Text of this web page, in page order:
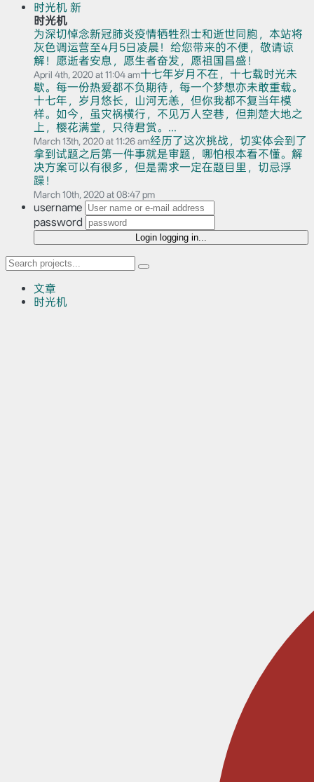
时光机 新
时光机
为深切悼念新冠肺炎疫情牺牲烈士和逝世同胞，本站将
灰色调运营至4月5日凌晨！给您带来的不便，敬请谅
解！愿逝者安息，愿生者奋发，愿祖国昌盛！
April 4th, 2020 at 11:04 am十七年岁月不在，十七载时光未
歇。每一份热爱都不负期待，每一个梦想亦未敢重载。
十七年，岁月悠长，山河无恙，但你我都不复当年模
样。如今，虽灾祸横行，不见万人空巷，但荆楚大地之
上，樱花满堂，只待君赏。...
March 13th, 2020 at 11:26 am经历了这次挑战，切实体会到了
拿到试题之后第一件事就是审题，哪怕根本看不懂。解
决方案可以有很多，但是需求一定在题目里，切忌浮
躁！
March 10th, 2020 at 08:47 pm
username
password
Login logging in...
文章
时光机